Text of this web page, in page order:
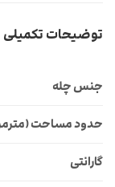
توضیحات تکمیلی
جنس چله
حدود مساحت
گارانتی